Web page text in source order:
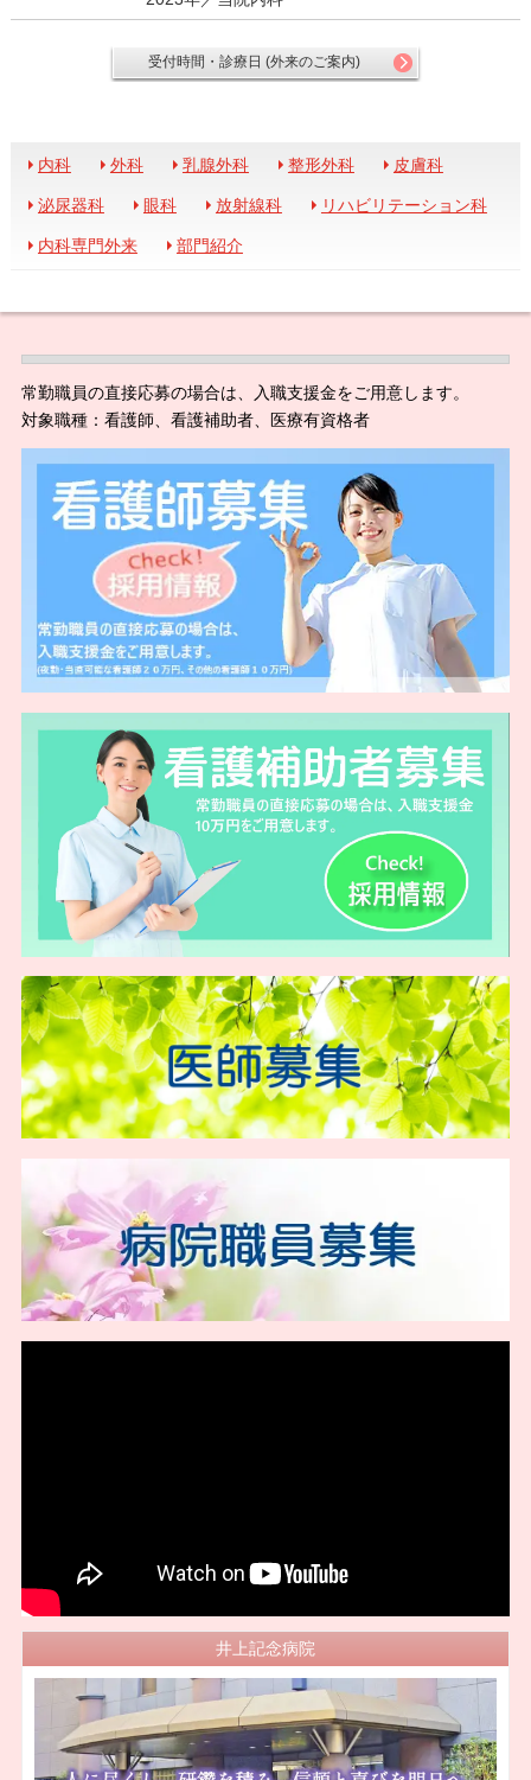
受付時間・診療日 (外来のご案内)
内科 外科 乳腺外科 整形外科 皮膚科
泌尿器科 眼科 放射線科 リハビリテーション科
内科専門外来 部門紹介
常勤職員の直接応募の場合は、入職支援金をご用意します。
対象職種：看護師、看護補助者、医療有資格者
井上記念病院